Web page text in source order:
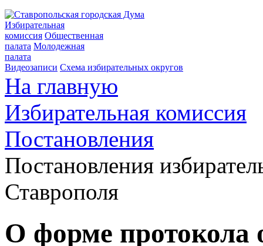
Избирательная
комиссия Общественная
палата Молодежная
палата
Видеозаписи Схема избирательных округов
На главную
Избирательная комиссия
Постановления
Постановления
Ставрополя
О форме протокола